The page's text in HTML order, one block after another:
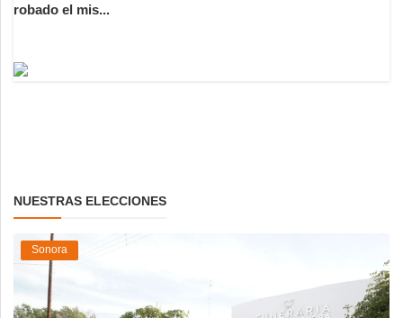
robado el mis...
NUESTRAS ELECCIONES
Sonora